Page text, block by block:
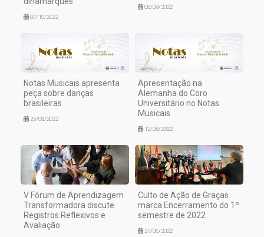
07/10/2022
08/09/2022
Notas Musicais apresenta
peça sobre danças
brasileiras
25/08/2022
Apresentação na
Alemanha do Coro
Universitário no Notas
Musicais
12/08/2022
V Fórum de Aprendizagem
Transformadora discute
Registros Reflexivos e
Avaliação
Culto de Ação de Graças
marca Encerramento do 1º
semestre de 2022
27/06/2022